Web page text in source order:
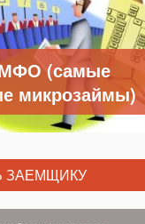
МФО (самые
микрозаймы)